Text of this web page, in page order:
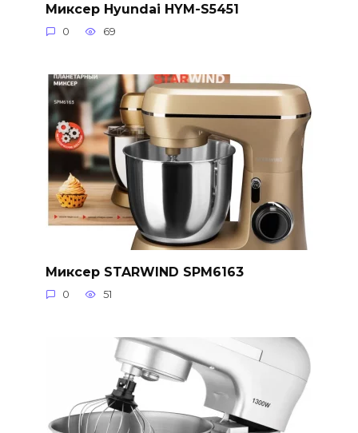
Миксер Hyundai HYM-S5451
0 69
Миксер STARWIND SPM6163
0 51